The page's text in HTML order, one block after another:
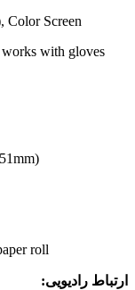
Screen
with gloves
roll
ارتباط رادیویی: